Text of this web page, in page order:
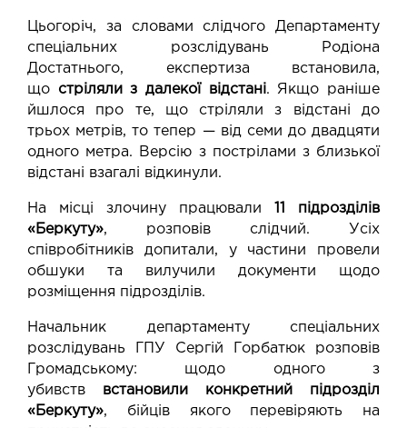
Цьогоріч, за словами слідчого Департаменту
спеціальних розслідувань Родіона
Достатнього, експертиза встановила,
що стріляли з далекої відстані. Якщо раніше
йшлося про те, що стріляли з відстані до
трьох метрів, то тепер — від семи до двадцяти
одного метра. Версію з пострілами з близької
відстані взагалі відкинули.
На місці злочину працювали
11 підрозділів
«Беркуту», розповів слідчий. Усіх
співробітників допитали, у частини провели
обшуки та вилучили документи щодо
розміщення підрозділів.
Начальник департаменту спеціальних
розслідувань ГПУ Сергій Горбатюк розповів
Громадському: щодо одного з
убивств встановили конкретний підрозділ
«Беркуту», бійців якого перевіряють на